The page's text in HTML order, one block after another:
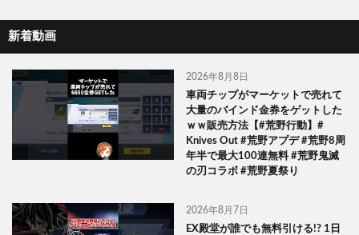
新着動画
2026年8月8日
車両チップがマーケットで売れて
大量のバインド金券をゲットした
ｗｗ販売方法【#荒野行動】#
Knives Out #荒野アプデ #荒野8周
年半で最大100連無料 #荒野鬼滅
の刃コラボ #荒野夏祭り
2026年8月7日
EX殿堂が誰でも無料引ける!? 1日